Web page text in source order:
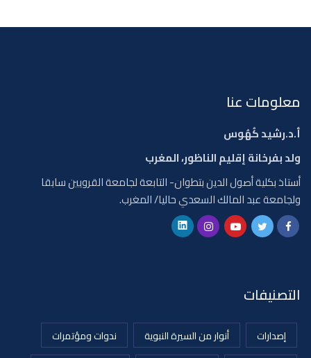
معلومات عنا
أ.د.رشيد كُهُوس
ولد بفرخانة إقليم الناظور، المغرب
أستاذ بكلية أصول الدين بتطوان- التابعة لجامعة القرويين سابقا
ولجامعة عبد المالك السعدي حاليا/ المغرب.
التصنيفات
إصدارات أنوار من السيرة النبوية
ندوات ومؤتمرات